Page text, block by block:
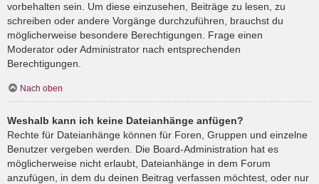
vorbehalten sein. Um diese einzusehen, Beiträge zu lesen, zu
schreiben oder andere Vorgänge durchzuführen, brauchst du
möglicherweise besondere Berechtigungen. Frage einen
Moderator oder Administrator nach entsprechenden
Berechtigungen.
Nach oben
Weshalb kann ich keine Dateianhänge anfügen?
Rechte für Dateianhänge können für Foren, Gruppen und einzelne
Benutzer vergeben werden. Die Board-Administration hat es
möglicherweise nicht erlaubt, Dateianhänge in dem Forum
anzufügen, in dem du deinen Beitrag verfassen möchtest, oder nur